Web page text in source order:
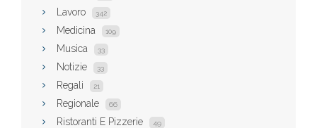
Lavoro 342
Medicina 109
Musica 33
Notizie 33
Regali 21
Regionale 66
Ristoranti E Pizzerie 49